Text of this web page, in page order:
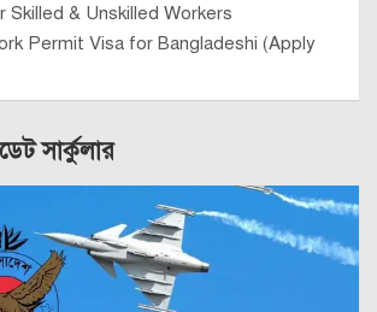
& Unskilled Workers
Permit Visa for Bangladeshi (Apply
সার্কুলার